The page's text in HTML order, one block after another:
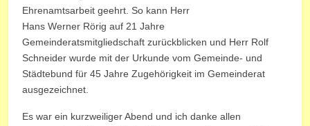
Ehrenamtsarbeit geehrt. So kann Herr
Hans Werner Rörig auf 21 Jahre
Gemeinderatsmitgliedschaft zurückblicken und Herr Rolf
Schneider wurde mit der Urkunde vom Gemeinde- und
Städtebund für 45 Jahre Zugehörigkeit im Gemeinderat
ausgezeichnet.
Es war ein kurzweiliger Abend und ich danke allen